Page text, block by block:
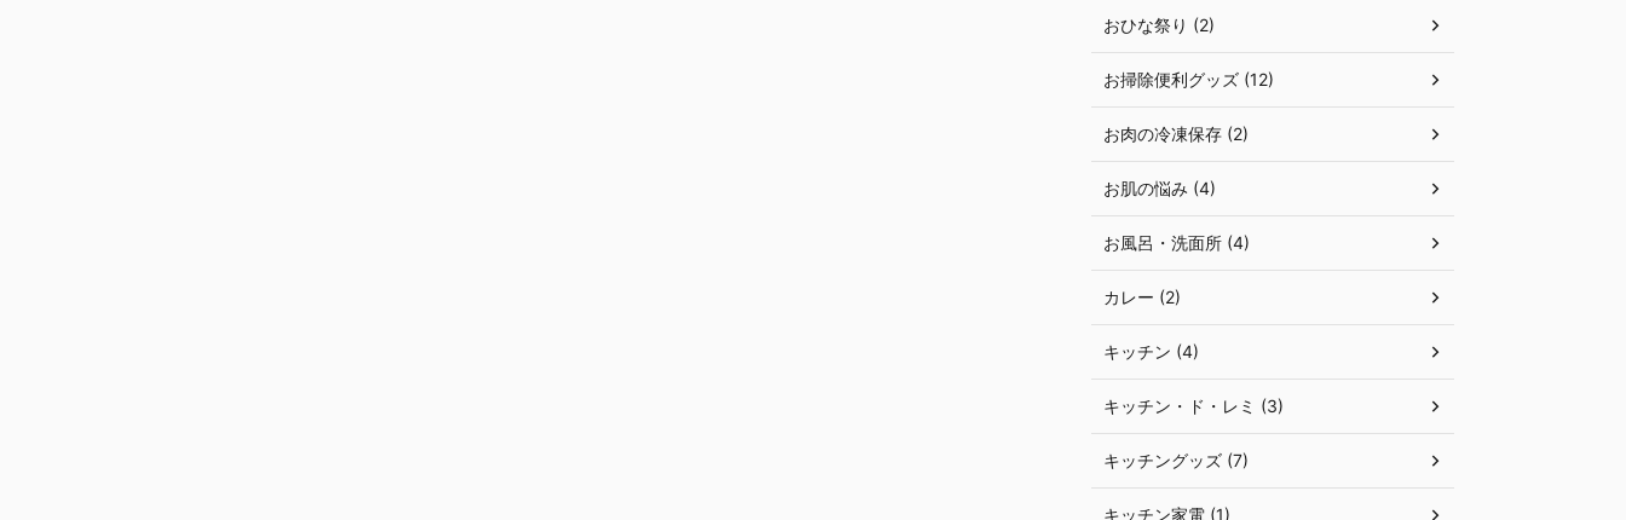
おひな祭り (2)
お掃除便利グッズ (12)
お肉の冷凍保存 (2)
お肌の悩み (4)
お風呂・洗面所 (4)
カレー (2)
キッチン (4)
キッチン・ド・レミ (3)
キッチングッズ (7)
キッチン家電 (1)